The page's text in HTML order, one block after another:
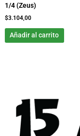
1/4 (Zeus)
$3.104,00
Añadir al carrito